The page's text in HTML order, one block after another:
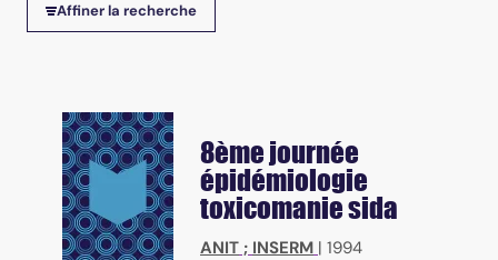
Affiner la recherche
8ème journée
épidémiologie
toxicomanie sida
ANIT ; INSERM | 1994